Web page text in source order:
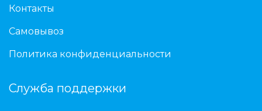
Контакты
Самовывоз
Политика конфиденциальности
Служба поддержки